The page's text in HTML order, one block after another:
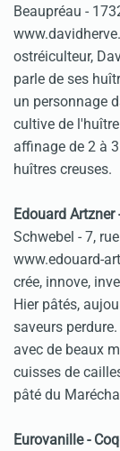
Beaupréau -
ostréiculteur,
parle de ses
un personnage
cultive de
affinage de 2 à
huîtres creuses.
Edouard Artzner
Schwebel - 7,
www.edouard-
crée, innove,
Hier pâtés,
saveurs
avec de beaux
cuisses de
pâté du
Eurovanille -